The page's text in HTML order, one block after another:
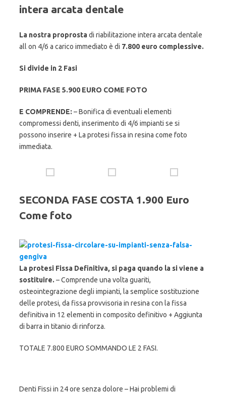
intera arcata dentale
La nostra proprostadi riabilitazione intera arcata dentale
all on 4/6 a carico immediato è di 7.800 euro complessive.
Si divide in 2 Fasi
PRIMA FASE 5.900 EURO COME FOTO
E COMPRENDE: – Bonifica di eventuali elementi
compromessi denti, inserimento di 4/6 impianti se si
possono inserire + La protesi fissa in resina come foto
immediata.
SECONDA FASE COSTA 1.900 Euro
Come foto
La protesi Fissa Definitiva, si paga quando la si viene a
sostituire. – Comprende una volta guariti,
osteointegrazione degli impianti, la semplice sostituzione
delle protesi, da fissa provvisoria in resina con la fissa
definitiva in 12 elementi in composito definitivo + Aggiunta
di barra in titanio di rinforza.
TOTALE 7.800 EURO SOMMANDO LE 2 FASI.
Denti Fissi in 24 ore senza dolore – Hai problemi di